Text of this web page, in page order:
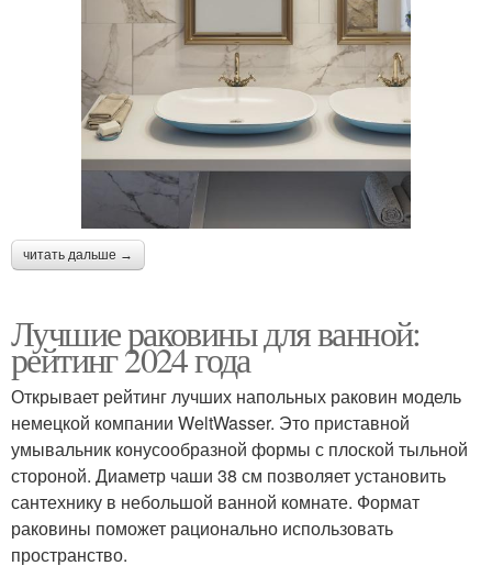
читать дальше →
Лучшие раковины для ванной:
рейтинг 2024 года
Открывает рейтинг лучших напольных раковин модель
немецкой компании WeltWasser. Это приставной
умывальник конусообразной формы с плоской тыльной
стороной. Диаметр чаши 38 см позволяет установить
сантехнику в небольшой ванной комнате. Формат
раковины поможет рационально использовать
пространство.